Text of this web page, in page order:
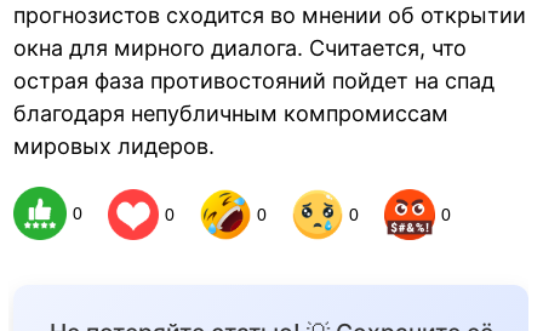
прогнозистов сходится во мнении об открытии
окна для мирного диалога. Считается, что
острая фаза противостояний пойдет на спад
благодаря непубличным компромиссам
мировых лидеров.
0 0 0 0 0